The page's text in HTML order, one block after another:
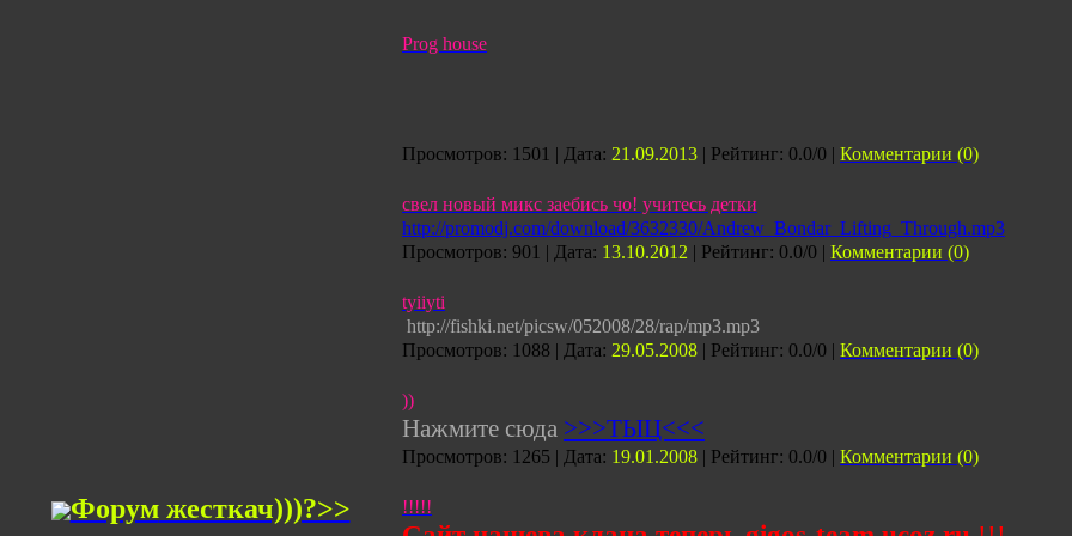
Форумжесткач)))?>>
Prog house
Просмотров: 1501 | Дата: 21.09.2013 | Рейтинг: 0.0/0 | Комментарии (0)
свел новый микс заебись чо! учитесь детки
http://promodj.com/download/3632330/Andrew_Bondar_Lifting_Through.mp3
Просмотров: 901 | Дата: 13.10.2012 | Рейтинг: 0.0/0 | Комментарии (0)
tyiiyti
http://fishki.net/picsw/052008/28/rap/mp3.mp3
Просмотров: 1088 | Дата: 29.05.2008 | Рейтинг: 0.0/0 | Комментарии (0)
))
Нажмите сюда >>>ТЫЦ<<<
Просмотров: 1265 | Дата: 19.01.2008 | Рейтинг: 0.0/0 | Комментарии (0)
!!!!!